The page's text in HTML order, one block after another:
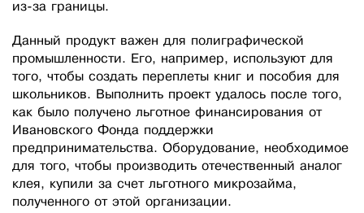
из-за границы.
Данный продукт важен для полиграфической
промышленности. Его, например, используют для
того, чтобы создать переплеты книг и пособия для
школьников. Выполнить проект удалось после того,
как было получено льготное финансирования от
Ивановского Фонда поддержки
предпринимательства. Оборудование, необходимое
для того, чтобы производить отечественный аналог
клея, купили за счет льготного микрозайма,
полученного от этой организации.